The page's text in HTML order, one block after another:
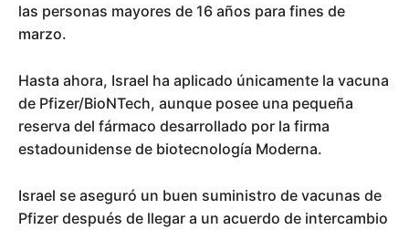
las personas mayores de 16 años para fines de
marzo.
Hasta ahora, Israel ha aplicado únicamente la vacuna
de Pfizer/BioNTech, aunque posee una pequeña
reserva del fármaco desarrollado por la firma
estadounidense de biotecnología Moderna.
Israel se aseguró un buen suministro de vacunas de
Pfizer después de llegar a un acuerdo de intercambio